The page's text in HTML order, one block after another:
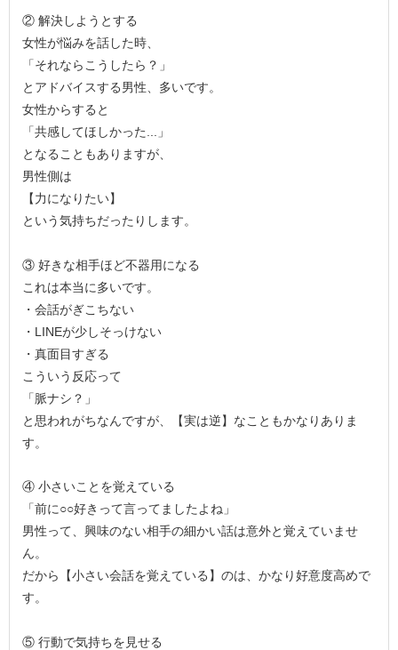
② 解決しようとする
女性が悩みを話した時、
「それならこうしたら？」
とアドバイスする男性、多いです。
女性からすると
「共感してほしかった...」
となることもありますが、
男性側は
【力になりたい】
という気持ちだったりします。
③ 好きな相手ほど不器用になる
これは本当に多いです。
・会話がぎこちない
・LINEが少しそっけない
・真面目すぎる
こういう反応って
「脈ナシ？」
と思われがちなんですが、【実は逆】なこともかなりありま
す。
④ 小さいことを覚えている
「前に○○好きって言ってましたよね」
男性って、興味のない相手の細かい話は意外と覚えていませ
ん。
だから【小さい会話を覚えている】のは、かなり好意度高めで
す。
⑤ 行動で気持ちを見せる